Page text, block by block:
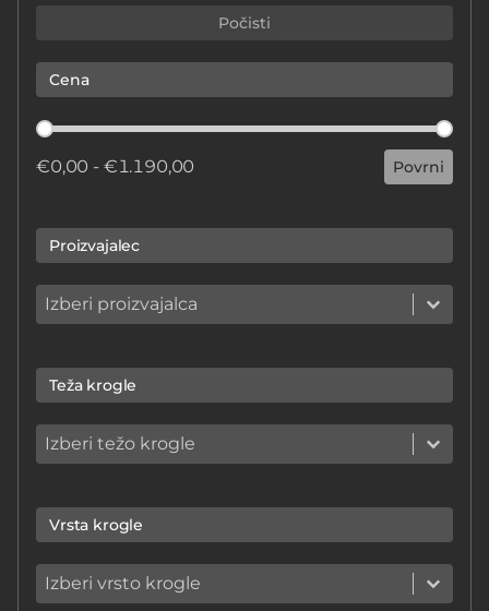
Počisti
Cena
Cena
€0,00 - €1.190,00 Povrni
Proizvajalec
Proizvajalec
Proizvajalec
Proizvajalec
Teža krogle
Teža krogle
Teža krogle
Teža krogle
Vrsta krogle
Vrsta krogle
Vrsta krogle
Vrsta krogle